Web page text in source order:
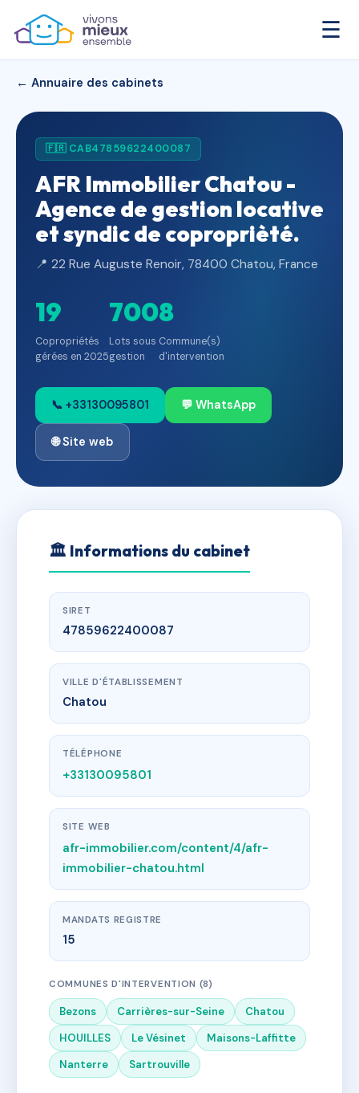
☰
← Annuaire des cabinets
🇫🇷 CAB47859622400087
AFR Immobilier Chatou -
Agence de gestion locative
et syndic de coproprièté.
📍 22 Rue Auguste Renoir, 78400 Chatou, France
19
Copropriétés
gérées en 2025
700
Lots sous
gestion
8
Commune(s)
d'intervention
📞 +33130095801 💬 WhatsApp
🌐 Site web
🏛 Informations du cabinet
SIRET
47859622400087
VILLE D'ÉTABLISSEMENT
Chatou
TÉLÉPHONE
+33130095801
SITE WEB
afr-immobilier.com/content/4/afr-
immobilier-chatou.html
MANDATS REGISTRE
15
COMMUNES D'INTERVENTION (8)
Bezons Carrières-sur-Seine
Chatou
HOUILLES
Le Vésinet
Maisons-Laffitte
Nanterre
Sartrouville